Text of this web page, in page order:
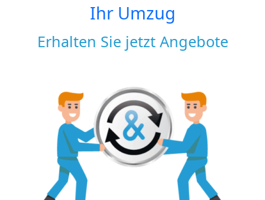
Ihr Umzug
Erhalten Sie jetzt Angebote